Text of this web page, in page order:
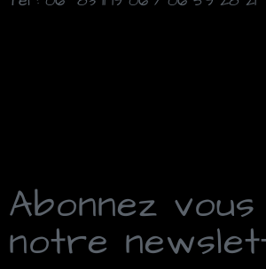
Abonnez
notre